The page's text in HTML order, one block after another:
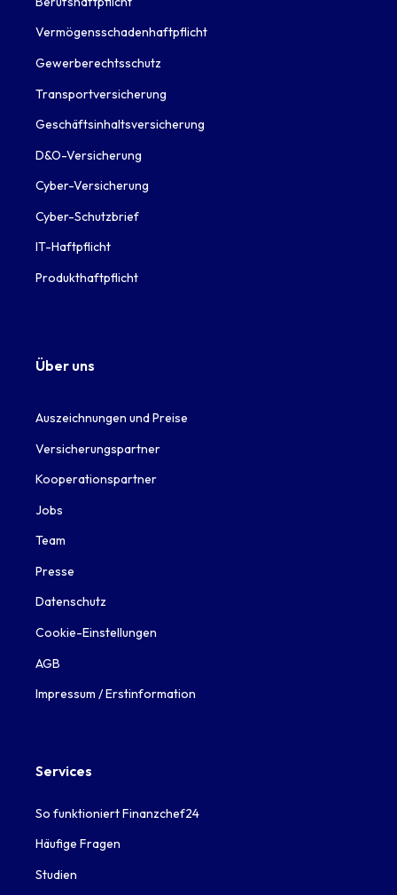
Vermögensschadenhaftpflicht
Gewerberechtsschutz
Transportversicherung
Geschäftsinhaltsversicherung
D&O-Versicherung
Cyber-Versicherung
Cyber-Schutzbrief
IT-Haftpflicht
Produkthaftpflicht
Über uns
Auszeichnungen und Preise
Versicherungspartner
Kooperationspartner
Jobs
Team
Presse
Datenschutz
Cookie-Einstellungen
AGB
Impressum / Erstinformation
Services
So funktioniert Finanzchef24
Häufige Fragen
Studien